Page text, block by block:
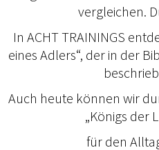
vergleichen.
In ACHT TRAININGS
eines Adlers“, der in der
Auch heute können wir
„Königs der
für den